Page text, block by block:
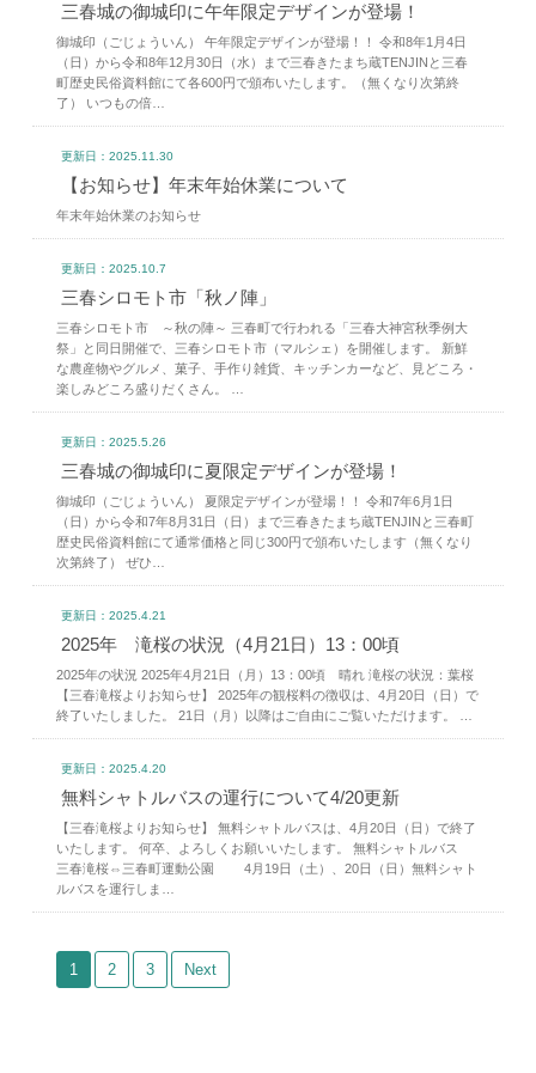
三春城の御城印に午年限定デザインが登場！
御城印（ごじょういん） 午年限定デザインが登場！！ 令和8年1月4日
（日）から令和8年12月30日（水）まで三春きたまち蔵TENJINと三春
町歴史民俗資料館にて各600円で頒布いたします。（無くなり次第終
了） いつもの倍…
更新日：2025.11.30
【お知らせ】年末年始休業について
年末年始休業のお知らせ
更新日：2025.10.7
三春シロモト市「秋ノ陣」
三春シロモト市 ～秋の陣～ 三春町で行われる「三春大神宮秋季例大
祭」と同日開催で、三春シロモト市（マルシェ）を開催します。 新鮮
な農産物やグルメ、菓子、手作り雑貨、キッチンカーなど、見どころ・
楽しみどころ盛りだくさん。 …
更新日：2025.5.26
三春城の御城印に夏限定デザインが登場！
御城印（ごじょういん） 夏限定デザインが登場！！ 令和7年6月1日
（日）から令和7年8月31日（日）まで三春きたまち蔵TENJINと三春町
歴史民俗資料館にて通常価格と同じ300円で頒布いたします（無くなり
次第終了） ぜひ…
更新日：2025.4.21
2025年 滝桜の状況（4月21日）13：00頃
2025年の状況 2025年4月21日（月）13：00頃 晴れ 滝桜の状況：葉桜
【三春滝桜よりお知らせ】 2025年の観桜料の徴収は、4月20日（日）で
終了いたしました。 21日（月）以降はご自由にご覧いただけます。 …
更新日：2025.4.20
無料シャトルバスの運行について4/20更新
【三春滝桜よりお知らせ】 無料シャトルバスは、4月20日（日）で終了
いたします。 何卒、よろしくお願いいたします。 無料シャトルバス
三春滝桜⇔三春町運動公園 4月19日（土）、20日（日）無料シャト
ルバスを運行しま…
1 2 3 Next